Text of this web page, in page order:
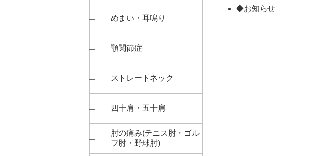
めまい・耳鳴り
顎関節症
ストレートネック
四十肩・五十肩
肘の痛み(テニス肘・ゴル
フ肘・野球肘)
◆お知らせ